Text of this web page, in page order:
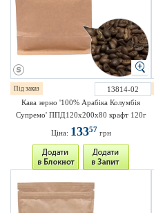
Під заказ
13814-02
Кава зерно '100% Арабіка Колумбія
Супремо' ППД120х200х80 крафт 120г
Ціна: 13357 грн